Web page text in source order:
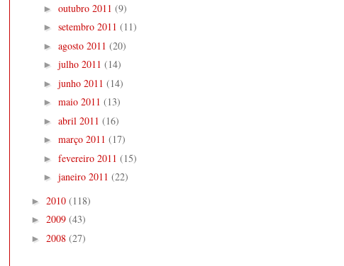
► outubro 2011 (9)
► setembro 2011 (11)
► agosto 2011 (20)
► julho 2011 (14)
► junho 2011 (14)
► maio 2011 (13)
► abril 2011 (16)
► março 2011 (17)
► fevereiro 2011 (15)
► janeiro 2011 (22)
► 2010 (118)
► 2009 (43)
► 2008 (27)